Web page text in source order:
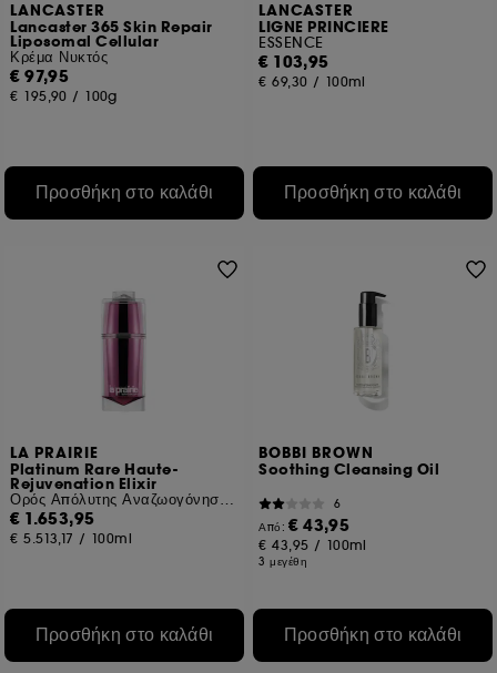
LANCASTER
Lancaster 365 Skin Repair
Liposomal Cellular
Κρέμα Νυκτός
€ 97,95
€ 195,90 / 100g
Προσθήκη στο καλάθι
LANCASTER
LIGNE PRINCIERE
ESSENCE
€ 103,95
€ 69,30 / 100ml
Προσθήκη στο καλάθι
LA PRAIRIE
Platinum Rare Haute-
Rejuvenation Elixir
Ορός Απόλυτης Αναζωογόνησης Προσώπου
€ 1.653,95
€ 5.513,17 / 100ml
Προσθήκη στο καλάθι
BOBBI BROWN
Soothing Cleansing Oil
6
Από:€ 43,95
€ 43,95 / 100ml
3 μεγέθη
Προσθήκη στο καλάθι